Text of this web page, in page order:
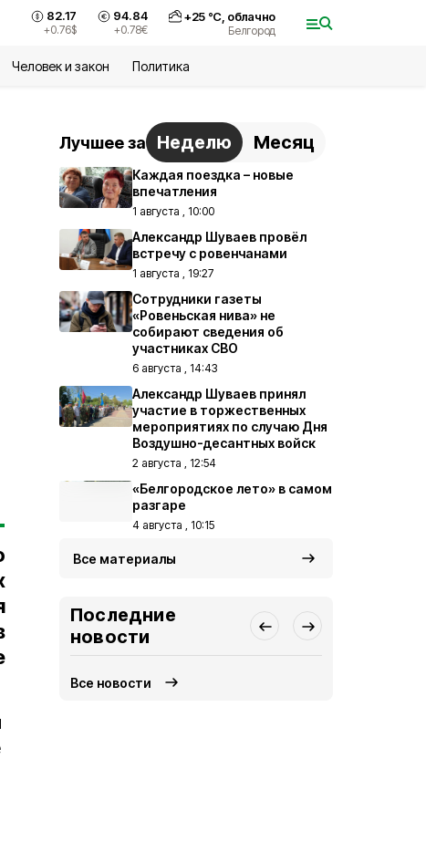
82.17
+0.76$
94.84
+0.78€
+25°С, облачно
Белгород
Человек и закон Политика
Лучшее за Неделю Месяц
Каждая поездка – новые
впечатления
1 августа , 10:00
Александр Шуваев провёл
встречу с ровенчанами
1 августа , 19:27
Сотрудники газеты
«Ровеньская нива» не
собирают сведения об
участниках СВО
6 августа , 14:43
Александр Шуваев принял
участие в торжественных
мероприятиях по случаю Дня
Воздушно-десантных войск
2 августа , 12:54
«Белгородское лето» в самом
разгаре
4 августа , 10:15
Все материалы
Последние
новости
Все новости